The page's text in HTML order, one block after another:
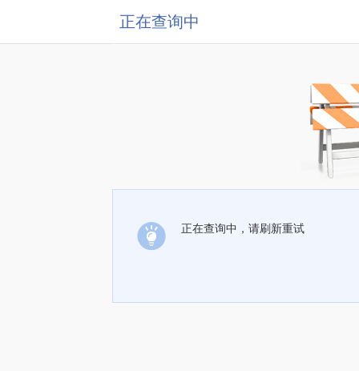
正在查询中
正在查询中，请刷新重试